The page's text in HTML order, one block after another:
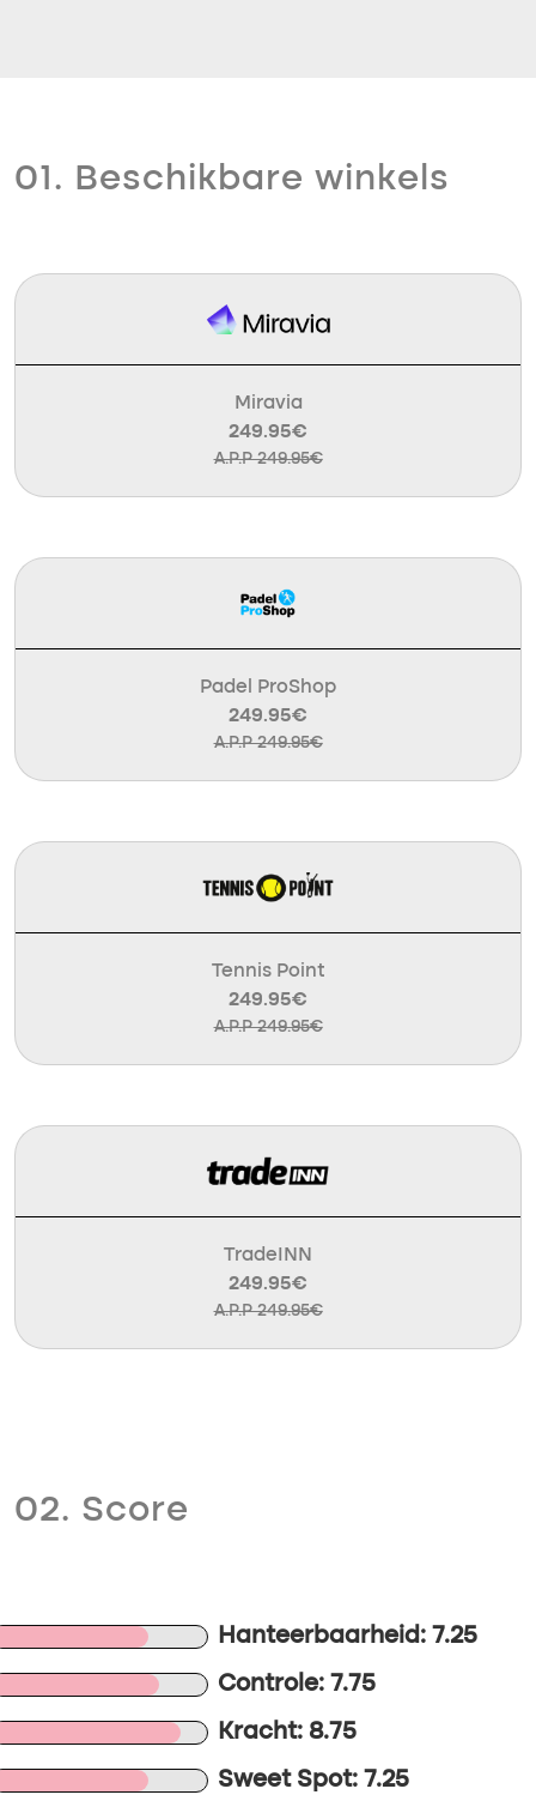
01. Beschikbare winkels
Miravia
249.95€
A.P.P 249.95€
Padel ProShop
249.95€
A.P.P 249.95€
Tennis Point
249.95€
A.P.P 249.95€
TradeINN
249.95€
A.P.P 249.95€
02. Score
Hanteerbaarheid: 7.25
Controle: 7.75
Kracht: 8.75
Sweet Spot: 7.25